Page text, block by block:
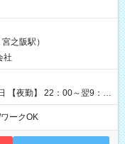
なる部分があります。 雇
時給 1,610円以上
之阪駅）
社
【夜勤】 22：00～翌9：
ど ※上記の時間
勤務となります）
ークOK